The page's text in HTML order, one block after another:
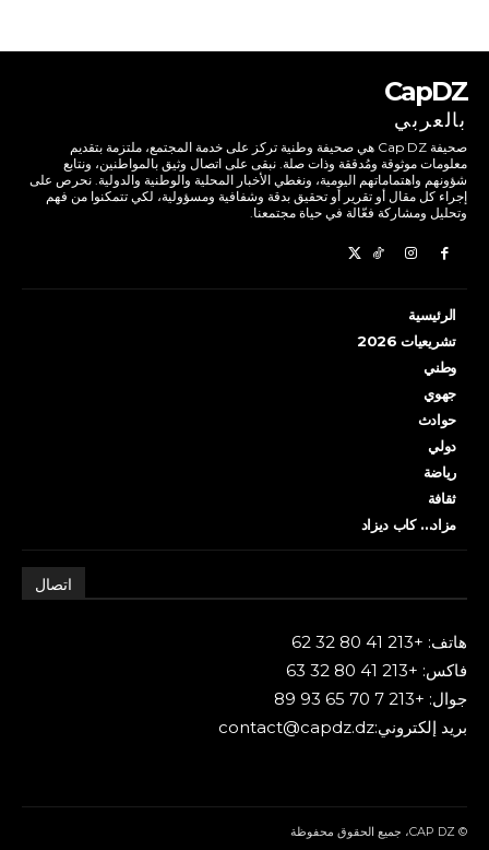
CapDZ
بالعربي
صحيفة Cap DZ هي صحيفة وطنية تركز على خدمة المجتمع، ملتزمة بتقديم
معلومات موثوقة ومُدققة وذات صلة. نبقى على اتصال وثيق بالمواطنين، ونتابع
شؤونهم واهتماماتهم اليومية، ونغطي الأخبار المحلية والوطنية والدولية. نحرص على
إجراء كل مقال أو تقرير أو تحقيق بدقة وشفافية ومسؤولية، لكي تتمكنوا من فهم
وتحليل ومشاركة فعّالة في حياة مجتمعنا.
الرئيسية
تشريعيات 2026
وطني
جهوي
حوادث
دولي
رياضة
ثقافة
مزاد… كاب ديزاد
اتصال
هاتف: +213 41 80 32 62
فاكس: +213 41 80 32 63
جوال: +213 7 70 65 93 89
بريد إلكتروني:contact@capdz.dz
© CAP DZ، جميع الحقوق محفوظة